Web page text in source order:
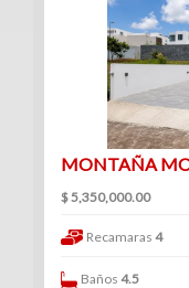
MONTAÑA
$ 5,350,000.00
Recamaras 4
Baños4.5